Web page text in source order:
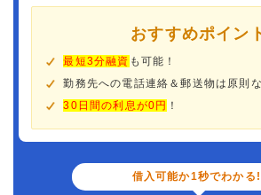
おすすめポイン
最短3分融資 も可能！
勤務先への電話連絡＆郵送物は原則な
30日間の利息が0円 ！
借入可能か1秒でわかる